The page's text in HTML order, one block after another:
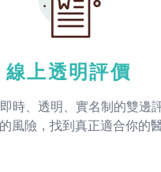
線上透明評價
時、透明、實名制的雙邊
風險，找到真正適合你的醫